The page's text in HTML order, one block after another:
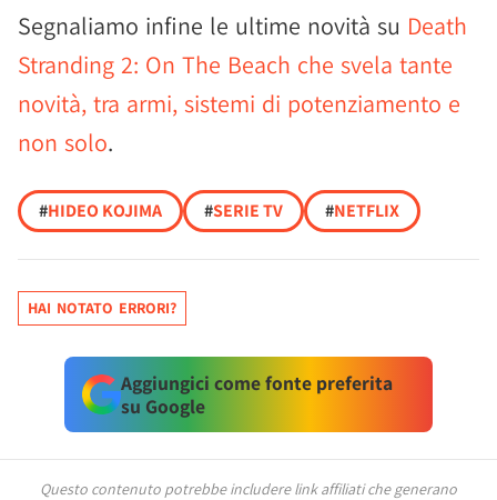
Segnaliamo infine le ultime novità su Death
Stranding 2: On The Beach che svela tante
novità, tra armi, sistemi di potenziamento e
non solo.
#HIDEO KOJIMA #SERIE TV #NETFLIX
HAI NOTATO ERRORI?
Aggiungici come fonte preferita
su Google
Questo contenuto potrebbe includere link affiliati che generano